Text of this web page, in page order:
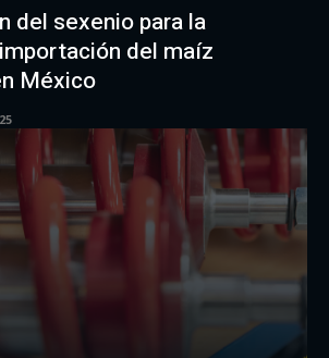
del sexenio para la
del maíz
México